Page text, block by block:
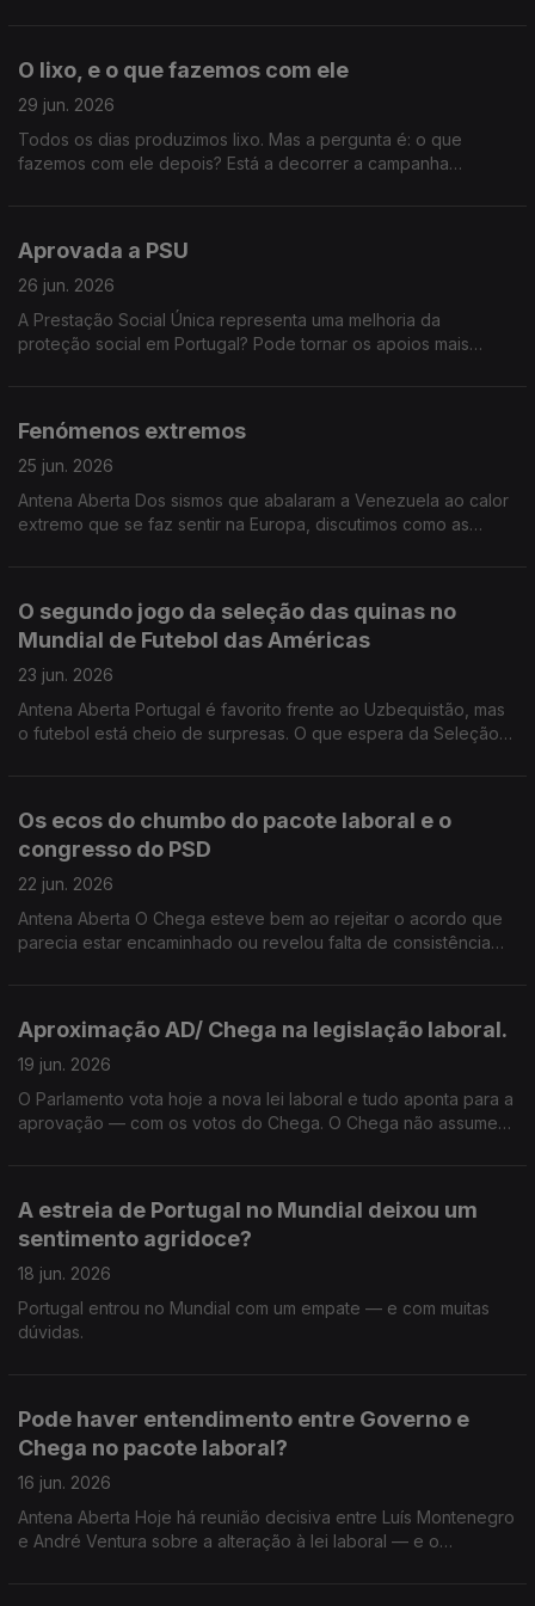
O lixo, e o que fazemos com ele
29 jun. 2026
Todos os dias produzimos lixo. Mas a pergunta é: o que
fazemos com ele depois? Está a decorrer a campanha
lixo antes que o futuro se lixe.” Faz a separação dos resíduos
em casa? O que o impede de reciclar mais? Acredita que
Portugal está a fazer o suficiente para reduzir o lixo que
produz?
Aprovada a PSU
26 jun. 2026
A Prestação Social Única representa uma melhoria da
proteção social em Portugal? Pode tornar os apoios mais
Fenómenos extremos
25 jun. 2026
Antena Aberta Dos sismos que abalaram a Venezuela ao calor
extremo que se faz sentir na Europa, discutimos como as
O segundo jogo da seleção das quinas no
Mundial de Futebol das Américas
23 jun. 2026
Antena Aberta Portugal é favorito frente ao Uzbequistão, mas
o futebol está cheio de surpresas. O que espera da Seleção
Os ecos do chumbo do pacote laboral e o
congresso do PSD
22 jun. 2026
Antena Aberta O Chega esteve bem ao rejeitar o acordo que
parecia estar encaminhado ou revelou falta de consistência
acordo que parecia estar encaminhado ou revelou falta de
consistência política? Como avalia a reação e as propostas de
Aproximação AD/ Chega na legislação laboral.
19 jun. 2026
O Parlamento vota hoje a nova lei laboral e tudo aponta para a
aprovação — com os votos do Chega. O Chega não assume
vida de quem trabalha — ou abre a porta a mais
precariedade? Que leitura faz desta aproximação entre
Governo e Chega? E no seu dia-a-dia: o que espera que
mude com esta reforma laboral? O que espera do papel do
Presidente da República?
A estreia de Portugal no Mundial deixou um
sentimento agridoce?
18 jun. 2026
Portugal entrou no Mundial com um empate — e com muitas
dúvidas.
Pode haver entendimento entre Governo e
Chega no pacote laboral?
16 jun. 2026
Antena Aberta Hoje há reunião decisiva entre Luís Montenegro
e André Ventura sobre a alteração à lei laboral — e o